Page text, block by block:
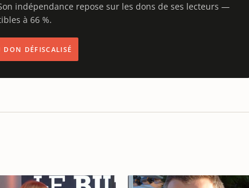
indépendance repose sur les dons de ses lecteurs —
à 66 %.
DON DÉFISCALISÉ